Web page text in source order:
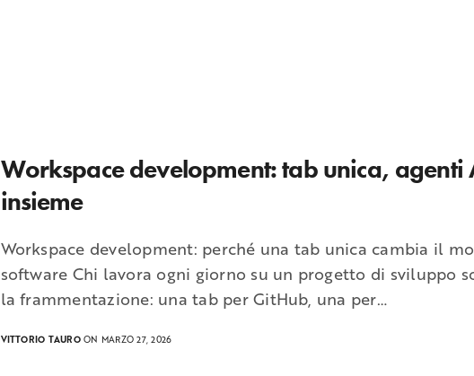
Workspace development: tab unica, agenti
insieme
Workspace development: perché una tab unica cambia il
software Chi lavora ogni giorno su un progetto di sviluppo
la frammentazione: una tab per GitHub, una per…
VITTORIO TAUROON MARZO 27, 2026